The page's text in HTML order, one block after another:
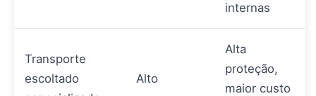
internas
Transporte
escoltado
Alto
Alta
proteção,
maior custo